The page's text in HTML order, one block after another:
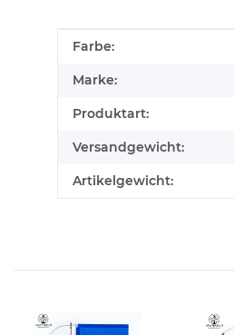
Produkteigenschaft
Wert
Farbe:
Marke:
Produktart:
Versandgewicht:
Artikelgewicht: